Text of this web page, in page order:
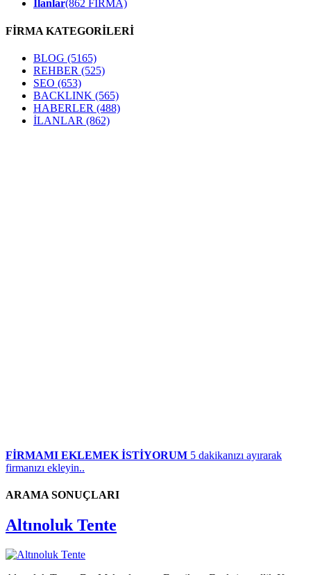
İlanlar(862 FİRMA)
FİRMA KATEGORİLERİ
BLOG (5165)
REHBER (525)
SEO (653)
BACKLINK (565)
HABERLER (488)
İLANLAR (862)
FİRMAMI EKLEMEK İSTİYORUM 5 dakikanızı ayırarak
firmanızı ekleyin..
ARAMA SONUÇLARI
Altınoluk Tente